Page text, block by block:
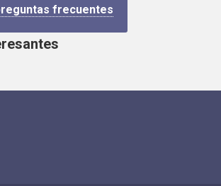
frecuentes